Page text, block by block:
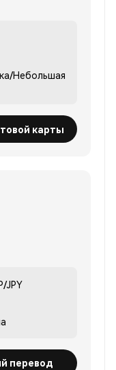
Небольшая
карты
JPY
перевод